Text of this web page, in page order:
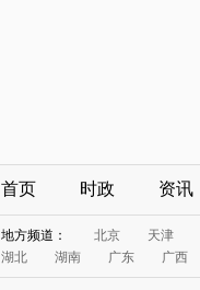
首页 时政 资讯
地方频道： 北京 天津
湖北
湖南 广东 广西